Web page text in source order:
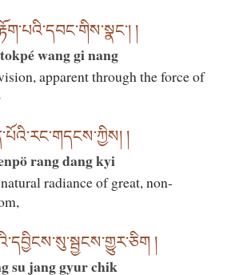
།
wang gi nang
apparent through the force of
།
rang dang kyi
radiance of great, non-
།
su jang gyur chik